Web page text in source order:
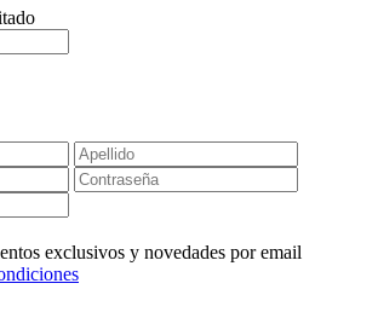
exclusivos y novedades por email